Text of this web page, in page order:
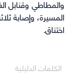
والمطاطي وقنابل
المسيرة، وإصابة
اختناق.
الكلمات الدليلية